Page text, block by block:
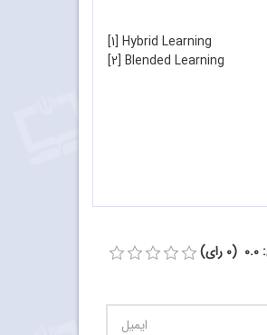
[1] Hybrid Learning
[2] Blended Learning